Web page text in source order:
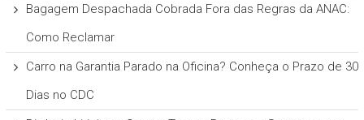
Bagagem Despachada Cobrada Fora das Regras da ANAC:
Como Reclamar
Carro na Garantia Parado na Oficina? Conheça o Prazo de 30
Dias no CDC